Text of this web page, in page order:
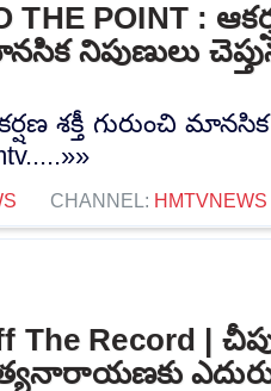
THE POINT :
నిపుణులు
శక్తీ గురుంచి మానసిక
CHANNEL: HMTVNEWS
The Record |